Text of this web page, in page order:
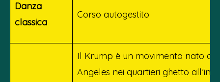
Danza
classica
Corso autogestito
Il Krump è un movimento nato a
Angeles nei quartieri ghetto